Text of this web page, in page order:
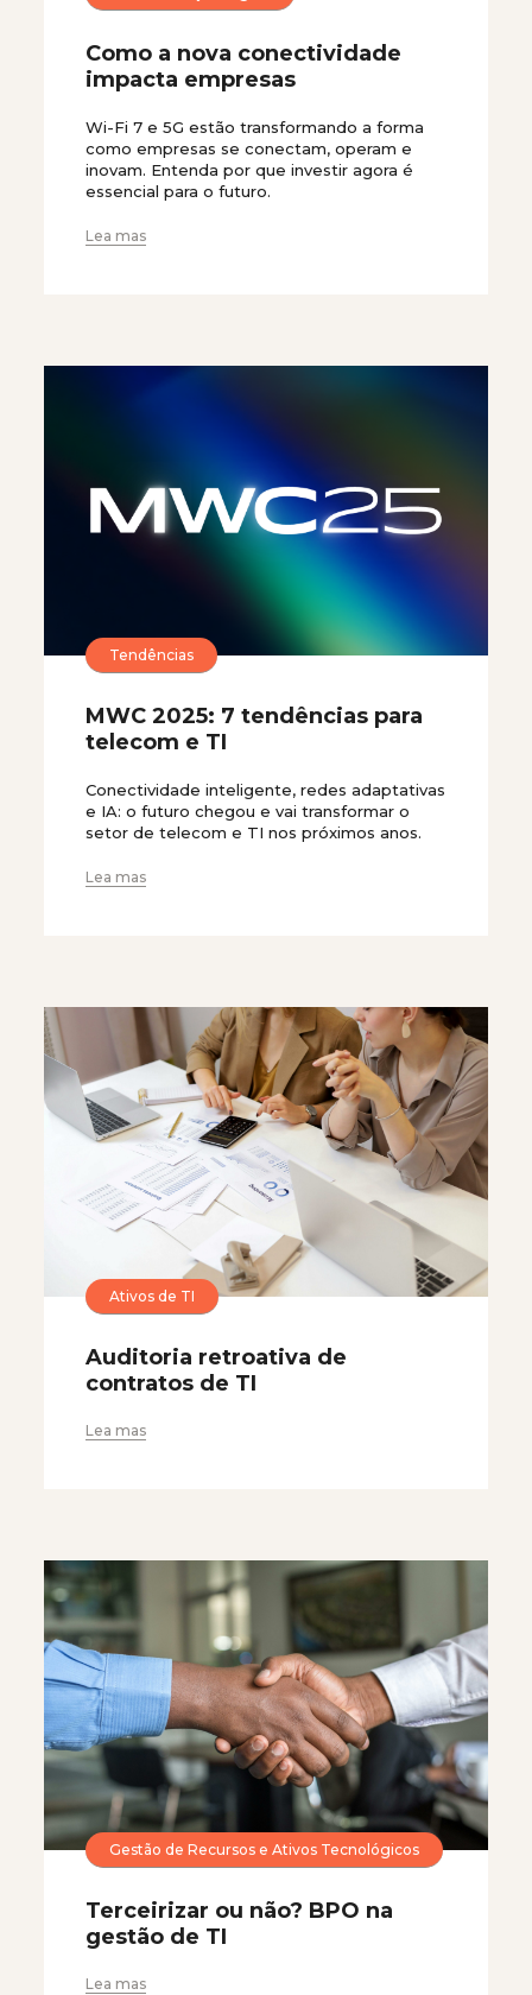
Como a nova conectividade
impacta empresas
Wi-Fi 7 e 5G estão transformando a forma
como empresas se conectam, operam e
inovam. Entenda por que investir agora é
essencial para o futuro.
Lea mas
Tendências
MWC 2025: 7 tendências para
telecom e TI
Conectividade inteligente, redes adaptativas
e IA: o futuro chegou e vai transformar o
setor de telecom e TI nos próximos anos.
Lea mas
Ativos de TI
Auditoria retroativa de
contratos de TI
Lea mas
Gestão de Recursos e Ativos Tecnológicos
Terceirizar ou não? BPO na
gestão de TI
Lea mas